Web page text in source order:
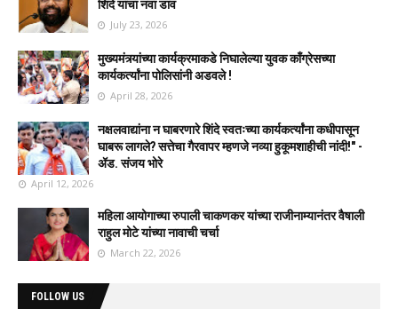
शिंदे यांचा नवा डाव
July 23, 2026
मुख्यमंत्र्यांच्या कार्यक्रमाकडे निघालेल्या युवक काँग्रेसच्या
कार्यकर्त्यांना पोलिसांनी अडवले !
April 28, 2026
नक्षलवाद्यांना न घाबरणारे शिंदे स्वतःच्या कार्यकर्त्यांना कधीपासून
घाबरू लागले? सत्तेचा गैरवापर म्हणजे नव्या हुकूमशाहीची नांदी!" -
ॲड. संजय भोरे
April 12, 2026
महिला आयोगाच्या रुपाली चाकणकर यांच्या राजीनाम्यानंतर वैषाली
राहुल मोटे यांच्या नावाची चर्चा
March 22, 2026
FOLLOW US